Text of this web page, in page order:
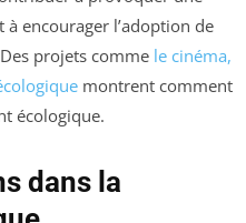
encourager l’adoption de
projets comme le cinéma,
montrent comment
écologique.
dans la